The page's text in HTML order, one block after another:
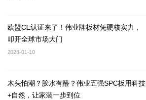
欧盟CE认证来了！伟业牌板材凭硬核实力，
叩开全球市场大门
2026-01-10
木头怕潮？胶水有醛？伟业五强SPC板用科技
+自然，让家装一步到位